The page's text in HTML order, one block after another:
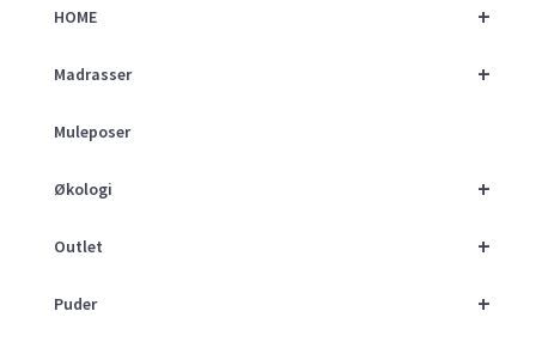
+
HOME
+
Madrasser
Muleposer
+
Økologi
+
Outlet
+
Puder